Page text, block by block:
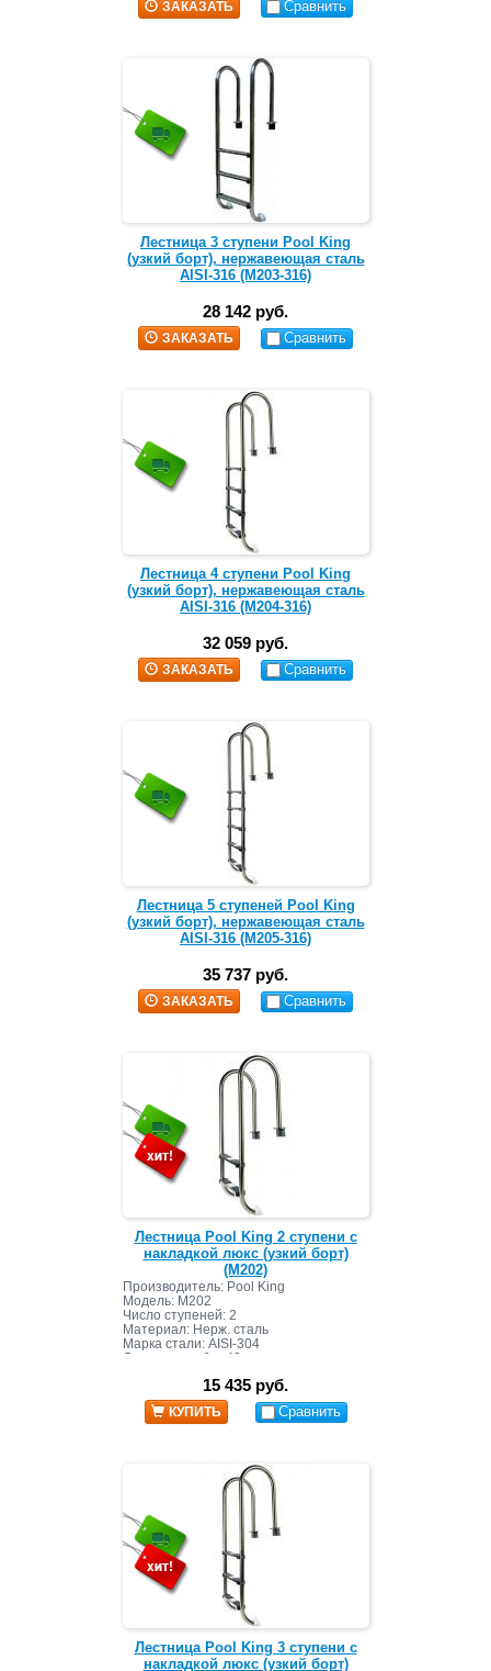
ЗАКАЗАТЬ Сравнить
Лестница 3 ступени Pool King
(узкий борт), нержавеющая сталь
AISI-316 (M203-316)
28 142 руб.
ЗАКАЗАТЬ Сравнить
Лестница 4 ступени Pool King
(узкий борт), нержавеющая сталь
AISI-316 (M204-316)
32 059 руб.
ЗАКАЗАТЬ Сравнить
Лестница 5 ступеней Pool King
(узкий борт), нержавеющая сталь
AISI-316 (M205-316)
35 737 руб.
ЗАКАЗАТЬ Сравнить
Лестница Pool King 2 ступени с
накладкой люкс (узкий борт)
(M202)
Производитель: Pool King
Модель: M202
Число ступеней: 2
Материал: Нерж. сталь
Марка стали: AISI-304
Диаметр трубы: 42 мм
15 435 руб.
КУПИТЬ Сравнить
Лестница Pool King 3 ступени с
накладкой люкс (узкий борт)